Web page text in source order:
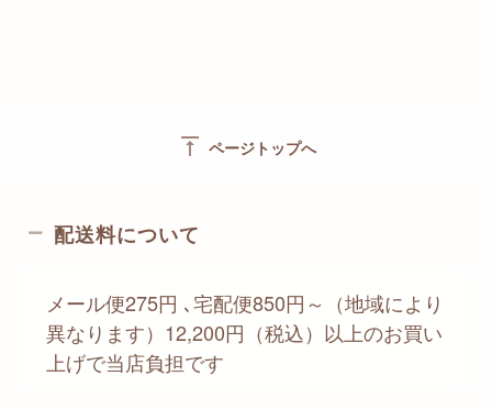
vertical_align_top ページトップへ
配送料について
メール便275円 ､宅配便850円～（地域により
異なります）12,200円（税込）以上のお買い
上げで当店負担です